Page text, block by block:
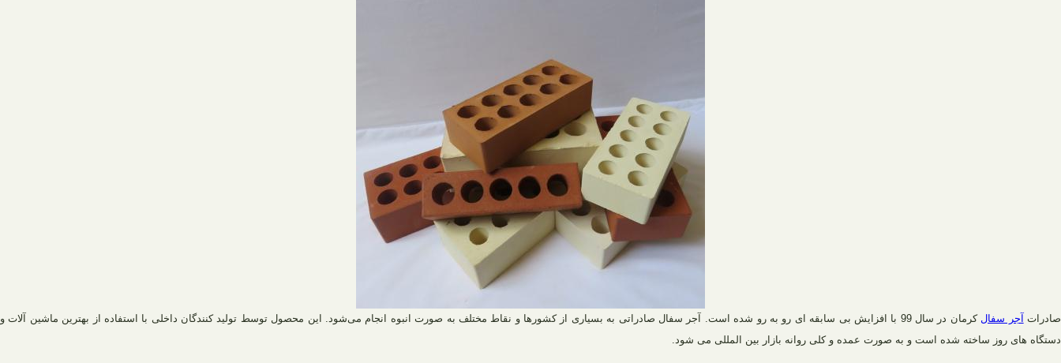
صادرات آجر سفال
کرمان در سال 99 با افزایش بی سابقه ای رو به رو شده است. آجر سفال صادراتی به بسیاری از کشورها و نقاط مختلف به صورت انبوه انجام می‌شود. این محصول توسط تولید کنندگان داخلی با استفاده از بهترین ماشین آلات و
دستگاه های روز ساخته شده است و به صورت عمده و کلی روانه بازار بین المللی می شود.